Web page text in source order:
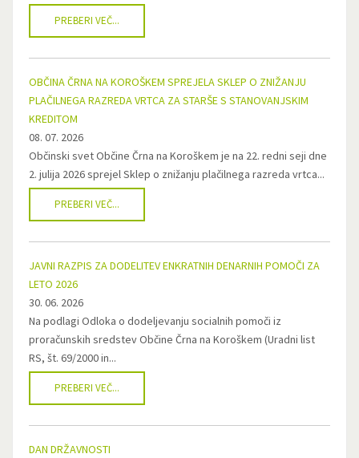
PREBERI VEČ...
OBČINA ČRNA NA KOROŠKEM SPREJELA SKLEP O ZNIŽANJU
PLAČILNEGA RAZREDA VRTCA ZA STARŠE S STANOVANJSKIM
KREDITOM
08. 07. 2026
Občinski svet Občine Črna na Koroškem je na 22. redni seji dne
2. julija 2026 sprejel Sklep o znižanju plačilnega razreda vrtca...
PREBERI VEČ...
JAVNI RAZPIS ZA DODELITEV ENKRATNIH DENARNIH POMOČI ZA
LETO 2026
30. 06. 2026
Na podlagi Odloka o dodeljevanju socialnih pomoči iz
proračunskih sredstev Občine Črna na Koroškem (Uradni list
RS, št. 69/2000 in...
PREBERI VEČ...
DAN DRŽAVNOSTI